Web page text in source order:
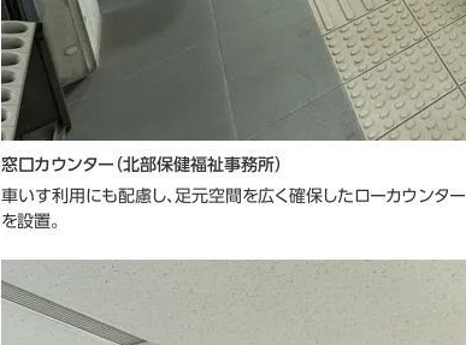
窓口カウンター（北部保健福祉事務所）
車いす利用にも配慮し、足元空間を広く確保したローカウンター
を設置。